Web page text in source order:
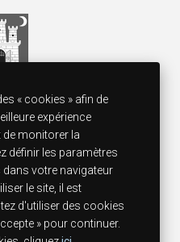
« cookies » afin de
expérience
de monitorer la
définir les paramètres
votre navigateur
le site, il est
d'utiliser des cookies
» pour continuer.